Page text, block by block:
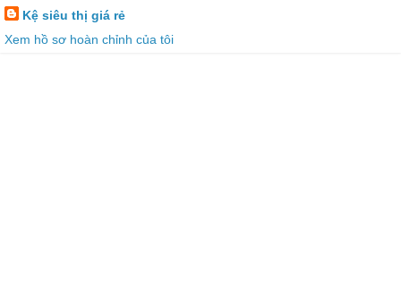
Kệ siêu thị giá rẻ
Xem hồ sơ hoàn chỉnh của tôi